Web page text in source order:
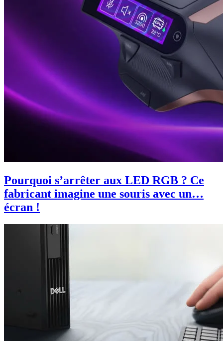
Pourquoi s’arrêter aux LED RGB ? Ce
fabricant imagine une souris avec un…
écran !